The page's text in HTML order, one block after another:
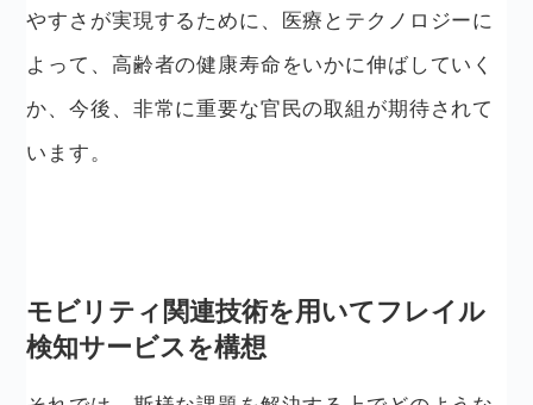
やすさが実現するために、医療とテクノロジーに
よって、高齢者の健康寿命をいかに伸ばしていく
か、今後、非常に重要な官民の取組が期待されて
います。
モビリティ関連技術を用いてフレイル
検知サービスを構想